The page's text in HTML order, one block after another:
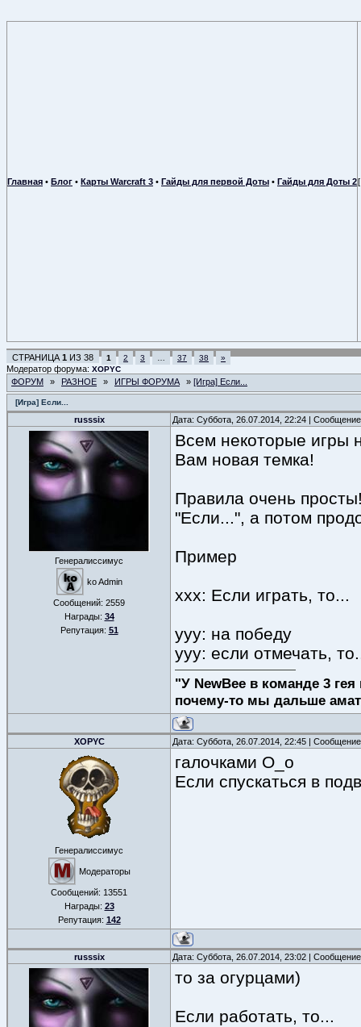
Главная • Блог • Карты Warcraft 3 • Гайды для первой Доты • Гайды для Доты 2
СТРАНИЦА 1 ИЗ 38 1 2 3 37 38 »
Модератор форума: XOPYC
ФОРУМ » РАЗНОЕ » ИГРЫ ФОРУМА » [Игра] Если...
[Игра] Если...
russsix Дата: Суббота, 26.07.2014, 22:24 |
Генералиссимус
ko Admin
Сообщений: 2559
Награды: 34
Репутация: 51
Всем некоторые игры
Вам новая темка!
Правила очень
"Если...", а потом
Пример
xxx: Если играть, то...
yyy: на победу
yyy: если отмечать,
"У NewBee в команде 3
почему-то мы дальше
XOPYC Дата: Суббота, 26.07.2014, 22:45 |
Генералиссимус
Модераторы
Сообщений: 13551
Награды: 23
Репутация: 142
галочками О_о
Если спускаться в
russsix Дата: Суббота, 26.07.2014, 23:02 |
то за огурцами)
Если работать, то...